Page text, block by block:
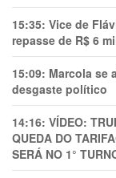
15:35: Vice de
repasse de R$ 6
15:09: Marcola se
desgaste político
14:16: VÍDEO:
QUEDA DO
SERÁ NO 1°